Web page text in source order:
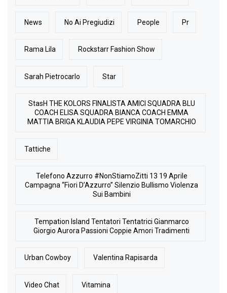
News No Ai Pregiudizi People Pr
Rama Lila Rockstarr Fashion Show
Sarah Pietrocarlo Star
StasH THE KOLORS FINALISTA AMICI SQUADRA BLU
COACH ELISA SQUADRA BIANCA COACH EMMA
MATTIA BRIGA KLAUDIA PEPE VIRGINIA TOMARCHIO
Tattiche
Telefono Azzurro #NonStiamoZitti 13 19 Aprile
Campagna “Fiori D’Azzurro” Silenzio Bullismo Violenza
Sui Bambini
Tempation Island Tentatori Tentatrici Gianmarco
Giorgio Aurora Passioni Coppie Amori Tradimenti
Urban Cowboy Valentina Rapisarda
Video Chat Vitamina